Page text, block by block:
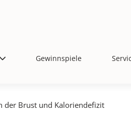
Gewinnspiele
der Brust und Kaloriendefizit